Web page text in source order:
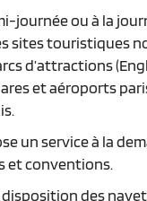
journée ou à la
sites touristiques
d’attractions
et aéroports
un service à la
et conventions.
disposition des